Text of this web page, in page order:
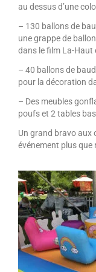
au dessus d’une
– 130 ballons de
une grappe de
dans le film La-Haut
– 40 ballons de
pour la décoration
– Des meubles
poufs et 2 tables
Un grand bravo aux
événement plus que